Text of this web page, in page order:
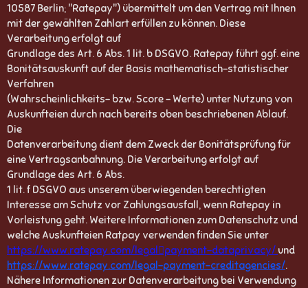
10587 Berlin; "Ratepay") übermittelt um den Vertrag mit Ihnen
mit der gewählten Zahlart erfüllen zu können. Diese
Verarbeitung erfolgt auf
Grundlage des Art. 6 Abs. 1 lit. b DSGVO. Ratepay führt ggf. eine
Bonitätsauskunft auf der Basis mathematisch-statistischer
Verfahren
(Wahrscheinlichkeits- bzw. Score - Werte) unter Nutzung von
Auskunfteien durch nach bereits oben beschriebenen Ablauf.
Die
Datenverarbeitung dient dem Zweck der Bonitätsprüfung für
eine Vertragsanbahnung. Die Verarbeitung erfolgt auf
Grundlage des Art. 6 Abs.
1 lit. f DSGVO aus unserem überwiegenden berechtigten
Interesse am Schutz vor Zahlungsausfall, wenn Ratepay in
Vorleistung geht. Weitere Informationen zum Datenschutz und
welche Auskunfteien Ratpay verwenden finden Sie unter
https://www.ratepay.com/legal￾payment-dataprivacy/ und
https://www.ratepay.com/legal-payment-creditagencies/.
Nähere Informationen zur Datenverarbeitung bei Verwendung